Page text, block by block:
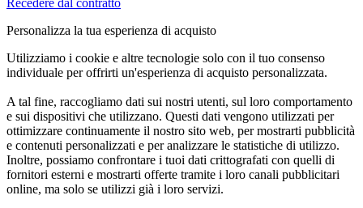
Personalizza la tua esperienza di acquisto
Utilizziamo i cookie e altre tecnologie solo con il tuo consenso
individuale per offrirti un'esperienza di acquisto personalizzata.
A tal fine, raccogliamo dati sui nostri utenti, sul loro comportamento
e sui dispositivi che utilizzano. Questi dati vengono utilizzati per
ottimizzare continuamente il nostro sito web, per mostrarti pubblicità
e contenuti personalizzati e per analizzare le statistiche di utilizzo.
Inoltre, possiamo confrontare i tuoi dati crittografati con quelli di
fornitori esterni e mostrarti offerte tramite i loro canali pubblicitari
online, ma solo se utilizzi già i loro servizi.